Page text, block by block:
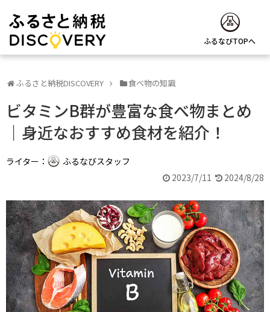
ふるなびTOPへ
ふるさと納税DISCOVERY 食べ物の知識
ビタミンB群が豊富な食べ物まとめ
｜身近なおすすめ食材を紹介！
ライター：
ふるなびスタッフ
2023/7/11
2024/8/28